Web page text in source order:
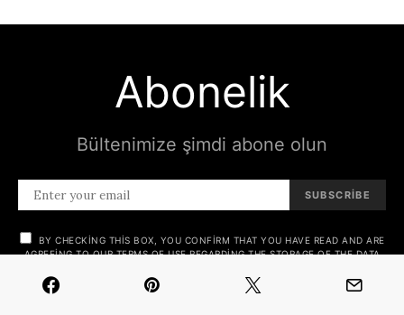
Abonelik
Bültenimize şimdi abone olun
SUBSCRIBE
BY CHECKING THIS BOX, YOU CONFIRM THAT YOU HAVE READ AND ARE
AGREEING TO OUR TERMS OF USE REGARDING THE STORAGE OF THE DATA